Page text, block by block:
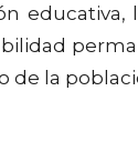
de la